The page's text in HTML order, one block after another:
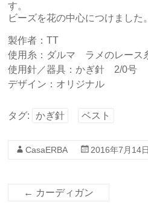
す。
ビーズを花の中心につけました。
製作者：TT
使用糸：ダルマ ラメのレー
使用針／器具：かぎ針 2/0号
デザイン：オリジナル
タグ: かぎ針 ベスト
CasaERBA 2016年7月14日
← カーディガン